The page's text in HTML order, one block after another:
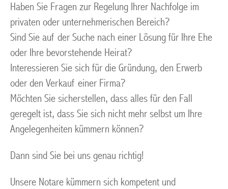
Haben Sie Fragen zur Regelung Ihrer Nachfolge im
privaten oder unternehmerischen Bereich?
Sind Sie auf der Suche nach einer Lösung für Ihre Ehe
oder Ihre bevorstehende Heirat?
Interessieren Sie sich für die Gründung, den Erwerb
oder den Verkauf einer Firma?
Möchten Sie sicherstellen, dass alles für den Fall
geregelt ist, dass Sie sich nicht mehr selbst um Ihre
Angelegenheiten kümmern können?
Dann sind Sie bei uns genau richtig!
Unsere Notare kümmern sich kompetent und